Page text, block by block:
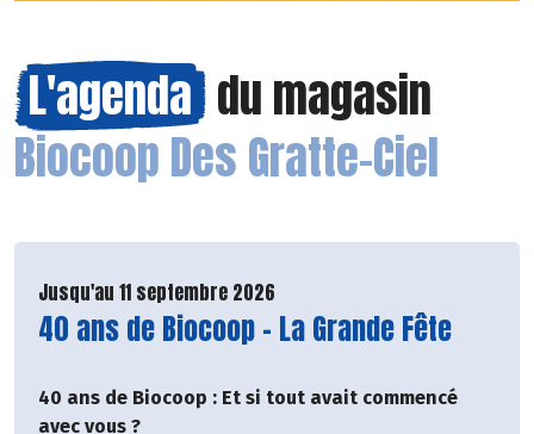
L'agenda du magasin
Biocoop Des Gratte-Ciel
Jusqu'au 11 septembre 2026
Lire la suite de l'événement
40 ans de Biocoop - La Grande Fête
40 ans de Biocoop : Et si tout avait commencé
avec vous ?